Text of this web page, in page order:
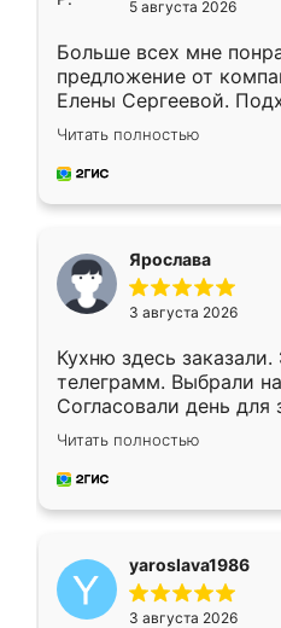
5 августа 2026
Больше всех мне
предложение от
Елены Сергеевой.
короткие сроки
для замера сотрудник
предложил по моему
Читать полностью
Ярослава
3 августа 2026
Кухню здесь
телеграмм. Выбрали
Согласовали день для
недели кухня была уже
довольны работой.
мебель за
Читать полностью
yaroslava1986
3 августа 2026